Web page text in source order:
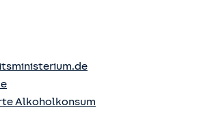
Alkoholkonsum